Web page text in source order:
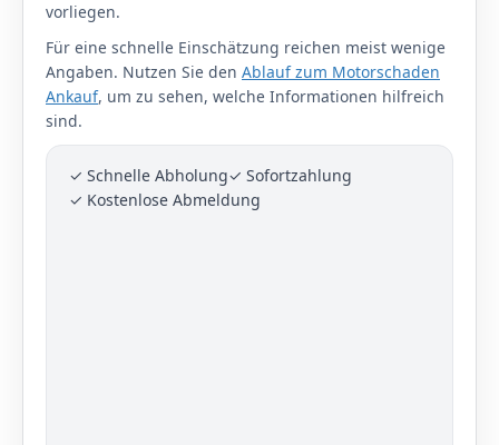
vorliegen.
Für eine schnelle Einschätzung reichen meist wenige
Angaben. Nutzen Sie den Ablauf zum Motorschaden
Ankauf, um zu sehen, welche Informationen hilfreich
sind.
✓ Schnelle Abholung✓ Sofortzahlung
✓ Kostenlose Abmeldung